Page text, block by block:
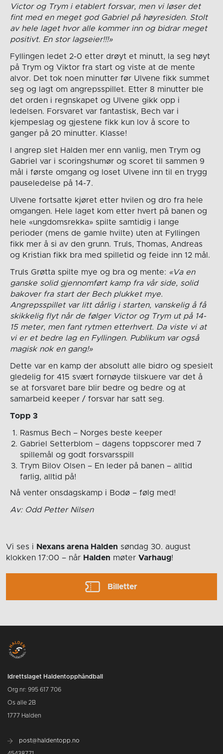
Victor og Trym i etablert forsvar, men vi løser det
fint med en meget god Gabriel på høyresiden. Stolt
av hele laget hvor alle kommer inn og bidrar meget
positivt. En stor lagseier!!!»
Fyllingen ledet 2-0 etter drøyt et minutt, la seg høyt
på Trym og Viktor fra start og viste at de mente
alvor. Det tok noen minutter før Ulvene fikk summet
seg og lagt om angrepsspillet. Etter 8 minutter ble
det orden i regnskapet og Ulvene gikk opp i
ledelsen. Forsvaret var fantastisk, Bech var i
kjempeslag og gjestene fikk kun lov å score to
ganger på 20 minutter. Klasse!
I angrep slet Halden mer enn vanlig, men Trym og
Gabriel var i scoringshumør og scoret til sammen 9
mål i første omgang og loset Ulvene inn til en trygg
pauseledelse på 14-7.
Ulvene fortsatte kjøret etter hvilen og dro fra hele
omgangen. Hele laget kom etter hvert på banen og
hele «ungdomsrekka» spilte samtidig i lange
perioder (mens de gamle hvilte) uten at Fyllingen
fikk mer å si av den grunn. Truls, Thomas, Andreas
og Kristian fikk bra med spilletid og feide inn 12 mål.
Truls Grøtta spilte mye og bra og mente: «Va en
ganske solid gjennomført kamp fra vår side, solid
bakover fra start der Bech plukket mye.
Angrepsspillet var litt dårlig i starten, vanskelig å få
skikkelig flyt når de følger Victor og Trym ut på 14-
15 meter, men fant rytmen etterhvert. Da viste vi at
vi er et bedre lag en Fyllingen. Publikum var også
magisk nok en gang!»
Dette var en kamp der absolutt alle bidro og spesielt
gledelig for 415 svært fornøyde tilskuere var det å
se at forsvaret bare blir bedre og bedre og at
samarbeid keeper / forsvar har satt seg.
Topp 3
Rasmus Bech – Norges beste keeper
Gabriel Setterblom – dagens toppscorer med 7
spillemål og godt forsvarsspill
Trym Bilov Olsen – En leder på banen – alltid
farlig, alltid på!
Nå venter onsdagskamp i Bodø – følg med!
Av: Odd Petter Nilsen
Vi ses i Nexans arena Halden søndag 30. august
klokken 17:00 – når Halden møter Varhaug!
Billetter
Idrettslaget Haldentopphåndball
Org nr: 995 617 706
Os alle 2B
1777 Halden
post@haldentopp.no